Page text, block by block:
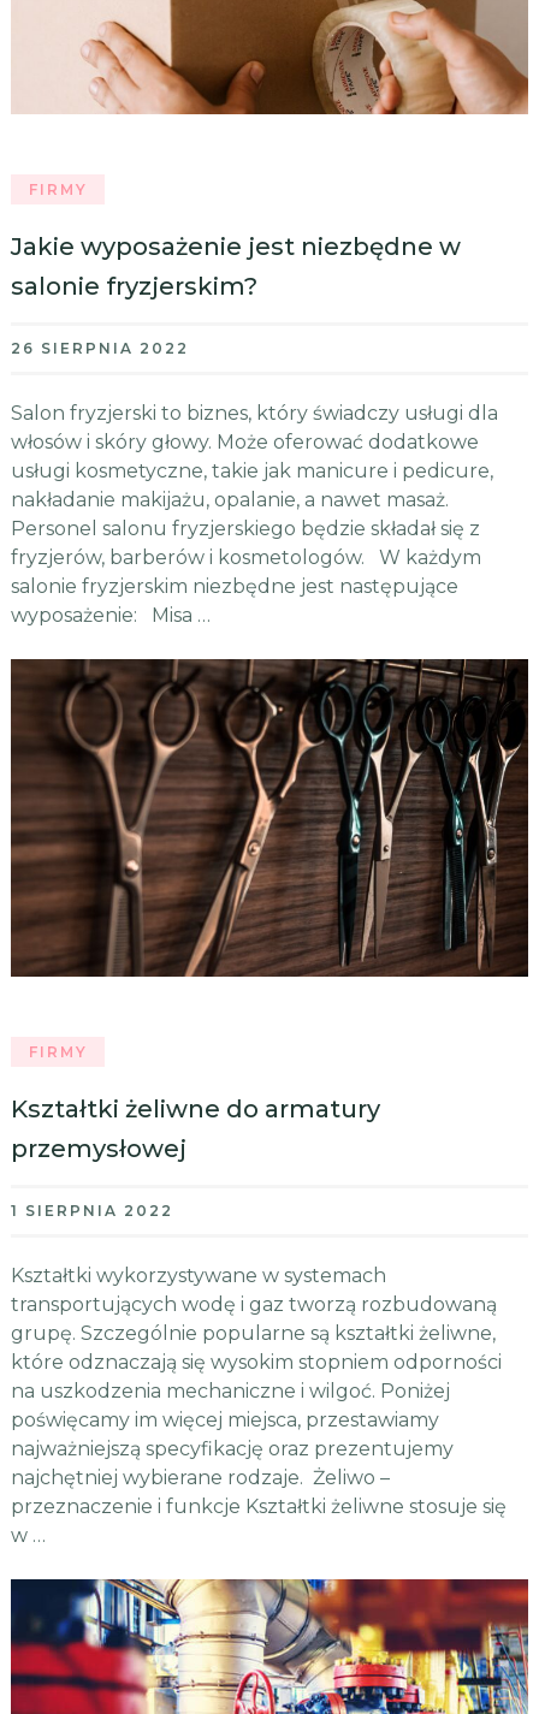
FIRMY
Jakie wyposażenie jest niezbędne w
salonie fryzjerskim?
26 SIERPNIA 2022
Salon fryzjerski to biznes, który świadczy usługi dla
włosów i skóry głowy. Może oferować dodatkowe
usługi kosmetyczne, takie jak manicure i pedicure,
nakładanie makijażu, opalanie, a nawet masaż.
Personel salonu fryzjerskiego będzie składał się z
fryzjerów, barberów i kosmetologów. W każdym
salonie fryzjerskim niezbędne jest następujące
wyposażenie: Misa …
FIRMY
Kształtki żeliwne do armatury
przemysłowej
1 SIERPNIA 2022
Kształtki wykorzystywane w systemach
transportujących wodę i gaz tworzą rozbudowaną
grupę. Szczególnie popularne są kształtki żeliwne,
które odznaczają się wysokim stopniem odporności
na uszkodzenia mechaniczne i wilgoć. Poniżej
poświęcamy im więcej miejsca, przestawiamy
najważniejszą specyfikację oraz prezentujemy
najchętniej wybierane rodzaje. Żeliwo –
przeznaczenie i funkcje Kształtki żeliwne stosuje się
w …